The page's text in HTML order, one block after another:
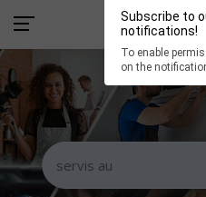
Subscribe to
notifications!
To enable
on the